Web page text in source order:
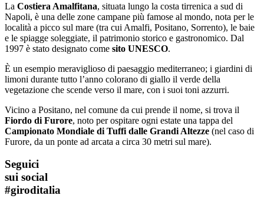
La Costiera Amalfitana, situata lungo la costa tirrenica a sud di
Napoli, è una delle zone campane più famose al mondo, nota per le
località a picco sul mare (tra cui Amalfi, Positano, Sorrento), le baie
e le spiagge soleggiate, il patrimonio storico e gastronomico. Dal
1997 è stato designato come sito UNESCO.
È un esempio meraviglioso di paesaggio mediterraneo; i giardini di
limoni durante tutto l’anno colorano di giallo il verde della
vegetazione che scende verso il mare, con i suoi toni azzurri.
Vicino a Positano, nel comune da cui prende il nome, si trova il
Fiordo di Furore, noto per ospitare ogni estate una tappa del
Campionato Mondiale di Tuffi dalle Grandi Altezze (nel caso di
Furore, da un ponte ad arcata a circa 30 metri sul mare).
Seguici
sui social
#giroditalia